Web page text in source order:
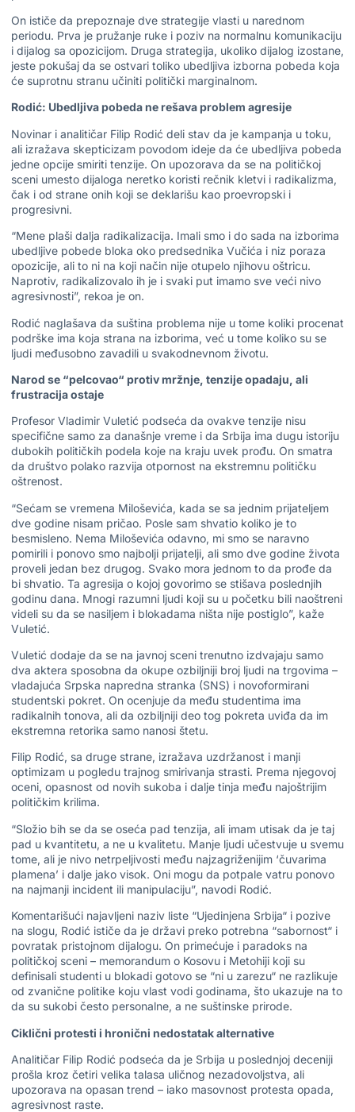
On ističe da prepoznaje dve strategije vlasti u narednom
periodu. Prva je pružanje ruke i poziv na normalnu komunikaciju
i dijalog sa opozicijom. Druga strategija, ukoliko dijalog izostane,
jeste pokušaj da se ostvari toliko ubedljiva izborna pobeda koja
će suprotnu stranu učiniti politički marginalnom.
Rodić: Ubedljiva pobeda ne rešava problem agresije
Novinar i analitičar Filip Rodić deli stav da je kampanja u toku,
ali izražava skepticizam povodom ideje da će ubedljiva pobeda
jedne opcije smiriti tenzije. On upozorava da se na političkoj
sceni umesto dijaloga neretko koristi rečnik kletvi i radikalizma,
čak i od strane onih koji se deklarišu kao proevropski i
progresivni.
“Mene plaši dalja radikalizacija. Imali smo i do sada na izborima
ubedljive pobede bloka oko predsednika Vučića i niz poraza
opozicije, ali to ni na koji način nije otupelo njihovu oštricu.
Naprotiv, radikalizovalo ih je i svaki put imamo sve veći nivo
agresivnosti”, rekoa je on.
Rodić naglašava da suština problema nije u tome koliki procenat
podrške ima koja strana na izborima, već u tome koliko su se
ljudi međusobno zavadili u svakodnevnom životu.
Narod se “pelcovao“ protiv mržnje, tenzije opadaju, ali
frustracija ostaje
Profesor Vladimir Vuletić podseća da ovakve tenzije nisu
specifične samo za današnje vreme i da Srbija ima dugu istoriju
dubokih političkih podela koje na kraju uvek prođu. On smatra
da društvo polako razvija otpornost na ekstremnu političku
oštrenost.
“Sećam se vremena Miloševića, kada se sa jednim prijateljem
dve godine nisam pričao. Posle sam shvatio koliko je to
besmisleno. Nema Miloševića odavno, mi smo se naravno
pomirili i ponovo smo najbolji prijatelji, ali smo dve godine života
proveli jedan bez drugog. Svako mora jednom to da prođe da
bi shvatio. Ta agresija o kojoj govorimo se stišava poslednjih
godinu dana. Mnogi razumni ljudi koji su u početku bili naoštreni
videli su da se nasiljem i blokadama ništa nije postiglo”, kaže
Vuletić.
Vuletić dodaje da se na javnoj sceni trenutno izdvajaju samo
dva aktera sposobna da okupe ozbiljniji broj ljudi na trgovima –
vladajuća Srpska napredna stranka (SNS) i novoformirani
studentski pokret. On ocenjuje da među studentima ima
radikalnih tonova, ali da ozbiljniji deo tog pokreta uviđa da im
ekstremna retorika samo nanosi štetu.
Filip Rodić, sa druge strane, izražava uzdržanost i manji
optimizam u pogledu trajnog smirivanja strasti. Prema njegovoj
oceni, opasnost od novih sukoba i dalje tinja među najoštrijim
političkim krilima.
“Složio bih se da se oseća pad tenzija, ali imam utisak da je taj
pad u kvantitetu, a ne u kvalitetu. Manje ljudi učestvuje u svemu
tome, ali je nivo netrpeljivosti među najzagriženijim ‘čuvarima
plamena’ i dalje jako visok. Oni mogu da potpale vatru ponovo
na najmanji incident ili manipulaciju”, navodi Rodić.
Komentarišući najavljeni naziv liste “Ujedinjena Srbija“ i pozive
na slogu, Rodić ističe da je državi preko potrebna “sabornost“ i
povratak pristojnom dijalogu. On primećuje i paradoks na
političkoj sceni – memorandum o Kosovu i Metohiji koji su
definisali studenti u blokadi gotovo se “ni u zarezu“ ne razlikuje
od zvanične politike koju vlast vodi godinama, što ukazuje na to
da su sukobi često personalne, a ne suštinske prirode.
Ciklični protesti i hronični nedostatak alternative
Analitičar Filip Rodić podseća da je Srbija u poslednjoj deceniji
prošla kroz četiri velika talasa uličnog nezadovoljstva, ali
upozorava na opasan trend – iako masovnost protesta opada,
agresivnost raste.